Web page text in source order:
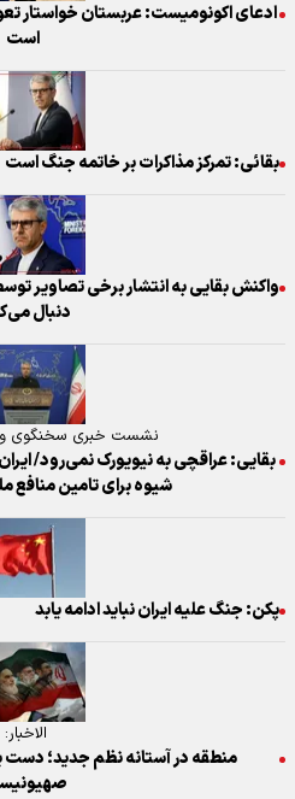
ادعای اکونومیست: عربستان خواستار
است
بقائی: تمرکز مذاکرات بر خاتمه جنگ است
واکنش بقایی به انتشار برخی تصاویر
دنبال
نشست خبری سخنگوی
بقایی: عراقچی به نیویورک نمی‌رود/
شیوه برای تامین منافع
پکن: جنگ علیه ایران نباید ادامه یابد
الاخبار:
منطقه در آستانه نظم جدید؛ دست